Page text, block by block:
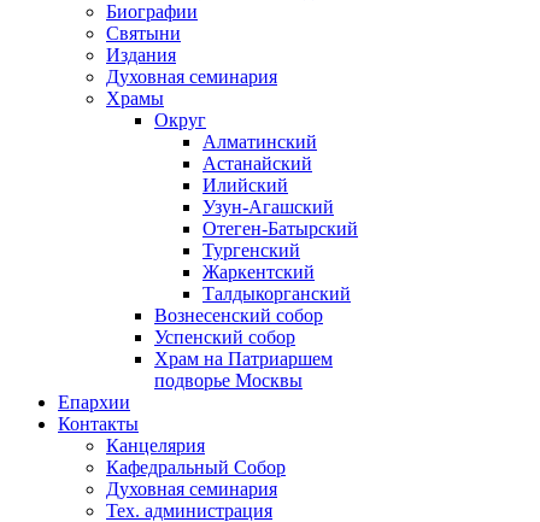
Биографии
Святыни
Издания
Духовная семинария
Храмы
Округ
Алматинский
Астанайский
Илийский
Узун-Агашский
Отеген-Батырский
Тургенский
Жаркентский
Талдыкорганский
Вознесенский собор
Успенский собор
Храм на Патриаршем
подворье Москвы
Епархии
Контакты
Канцелярия
Кафедральный Собор
Духовная семинария
Тех. администрация